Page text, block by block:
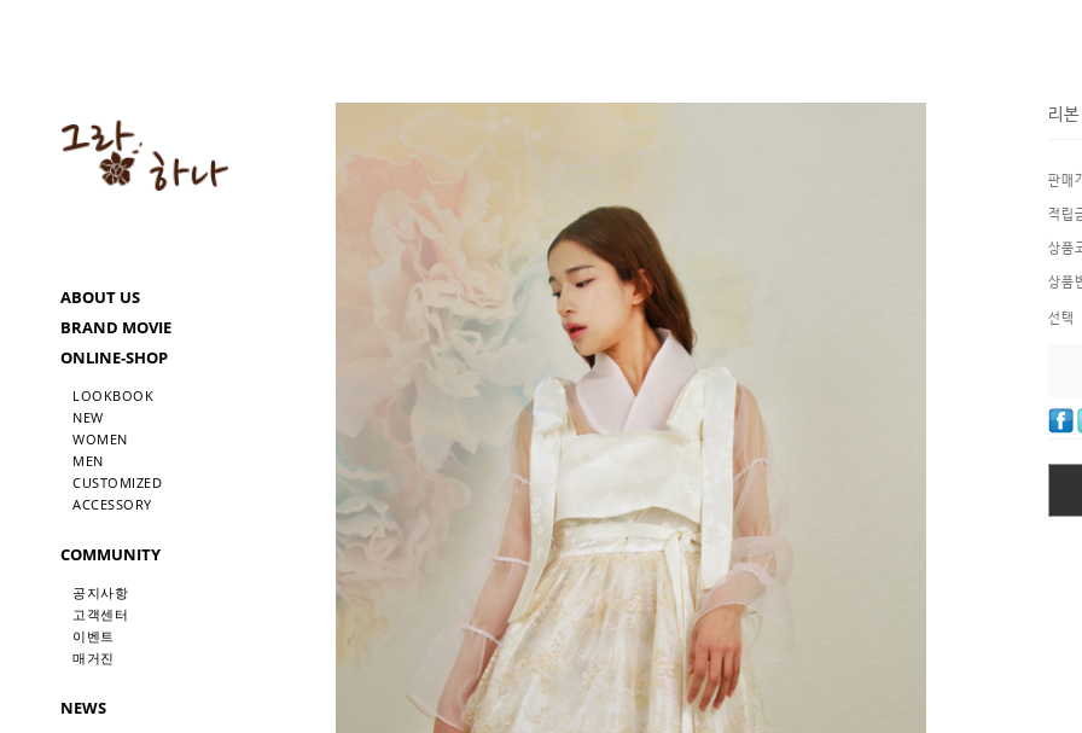
ABOUT US
BRAND MOVIE
ONLINE-SHOP
LOOKBOOK
NEW
WOMEN
MEN
CUSTOMIZED
ACCESSORY
COMMUNITY
공지사항
고객센터
이벤트
매거진
NEWS
리
판매
적립
상품
상품
선택